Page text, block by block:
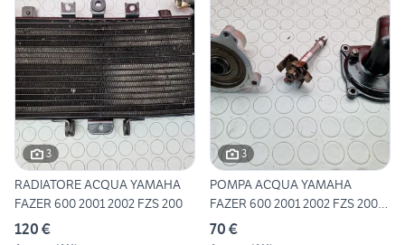
3
RADIATORE ACQUA YAMAHA
FAZER 600 2001 2002 FZS 200
120 €
3
POMPA ACQUA YAMAHA
FAZER 600 2001 2002 FZS 2003
20
70 €